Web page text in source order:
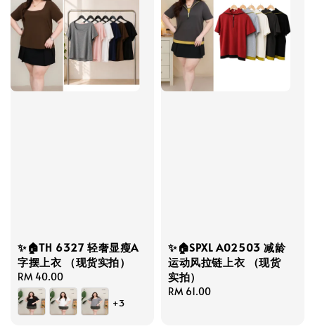
✨🏠TH 6327 轻奢显瘦A
字摆上衣 （现货实拍）
Regular
price
RM 40.00
+3
✨🏠SPXL A02503 减龄
运动风拉链上衣 （现货
实拍）
Regular
RM 61.00